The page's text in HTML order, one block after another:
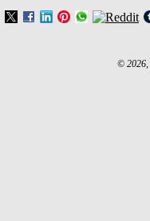
© 2026,